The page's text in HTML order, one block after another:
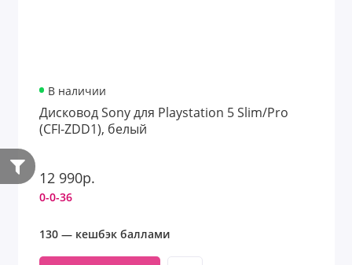
В наличии
Дисковод Sony для Playstation 5 Slim/Pro
(CFI-ZDD1), белый
12 990р.
0-0-36
130 — кешбэк баллами